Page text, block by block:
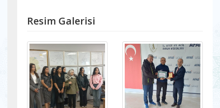
Resim Galerisi